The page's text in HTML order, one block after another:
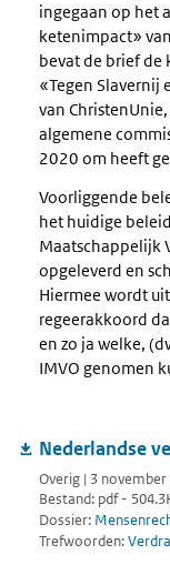
ingegaan op het
ketenimpact»
bevat de brief
«Tegen Slavernij
van
algemene
2020 om heeft
Voorliggende
het huidige
Maatschappelijk
opgeleverd en
Hiermee wordt
regeerakkoord
en zo ja welke,
IMVO genomen
Nederlandse
Overig | 3 november
Bestand: pdf -
Dossier:
Trefwoorden: